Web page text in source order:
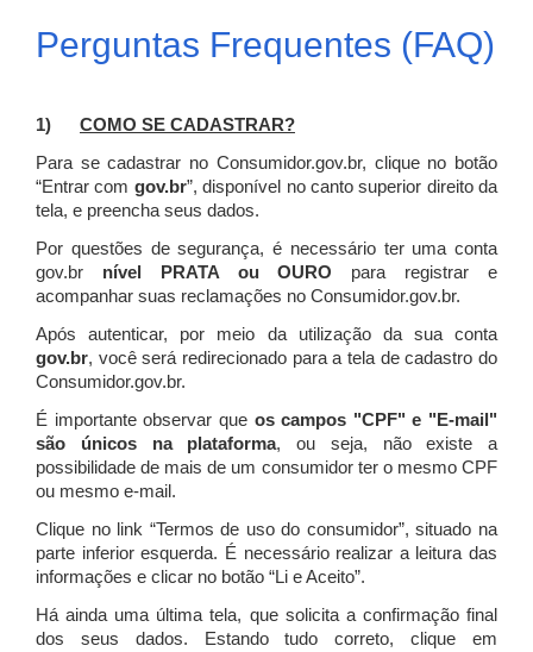
Perguntas Frequentes (FAQ)
1) COMO SE CADASTRAR?
Para se cadastrar no Consumidor.gov.br, clique no botão
“Entrar com gov.br”, disponível no canto superior direito da
tela, e preencha seus dados.
Por questões de segurança, é necessário ter uma conta
gov.br nível PRATA ou OURO para registrar e
acompanhar suas reclamações no Consumidor.gov.br.
Após autenticar, por meio da utilização da sua conta
gov.br, você será redirecionado para a tela de cadastro do
Consumidor.gov.br.
É importante observar que os campos "CPF" e "E-mail"
são únicos na plataforma, ou seja, não existe a
possibilidade de mais de um consumidor ter o mesmo CPF
ou mesmo e-mail.
Clique no link “Termos de uso do consumidor”, situado na
parte inferior esquerda. É necessário realizar a leitura das
informações e clicar no botão “Li e Aceito”.
Há ainda uma última tela, que solicita a confirmação final
dos seus dados. Estando tudo correto, clique em